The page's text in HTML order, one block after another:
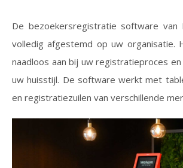
De bezoekersregistratie software van
volledig afgestemd op uw organisatie.
naadloos aan bij uw registratieproces
uw huisstijl. De software werkt met
en registratiezuilen van verschillende